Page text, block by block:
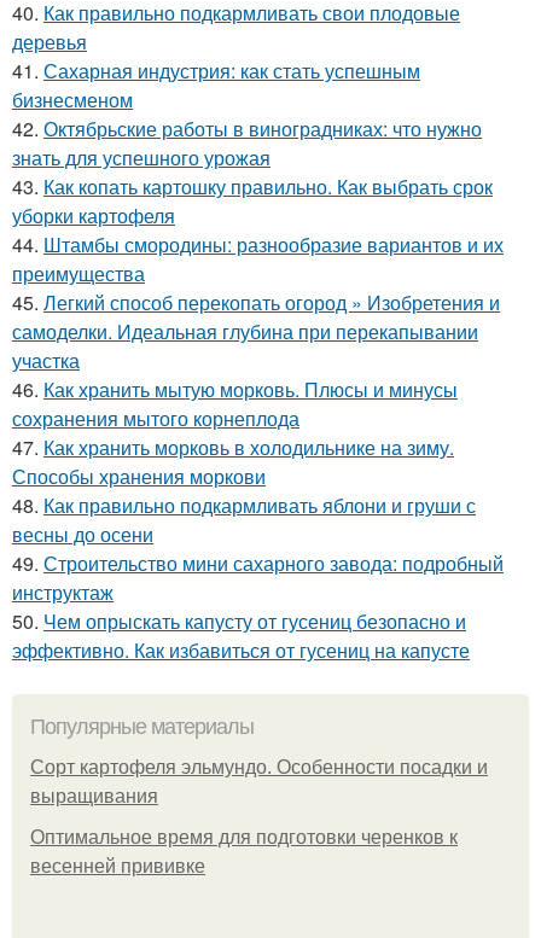
40. Как правильно подкармливать свои плодовые
деревья
41. Сахарная индустрия: как стать успешным
бизнесменом
42. Октябрьские работы в виноградниках: что нужно
знать для успешного урожая
43. Как копать картошку правильно. Как выбрать срок
уборки картофеля
44. Штамбы смородины: разнообразие вариантов и их
преимущества
45. Легкий способ перекопать огород » Изобретения и
самоделки. Идеальная глубина при перекапывании
участка
46. Как хранить мытую морковь. Плюсы и минусы
сохранения мытого корнеплода
47. Как хранить морковь в холодильнике на зиму.
Способы хранения моркови
48. Как правильно подкармливать яблони и груши с
весны до осени
49. Строительство мини сахарного завода: подробный
инструктаж
50. Чем опрыскать капусту от гусениц безопасно и
эффективно. Как избавиться от гусениц на капусте
Популярные материалы
Сорт картофеля эльмундо. Особенности посадки и
выращивания
Оптимальное время для подготовки черенков к
весенней прививке